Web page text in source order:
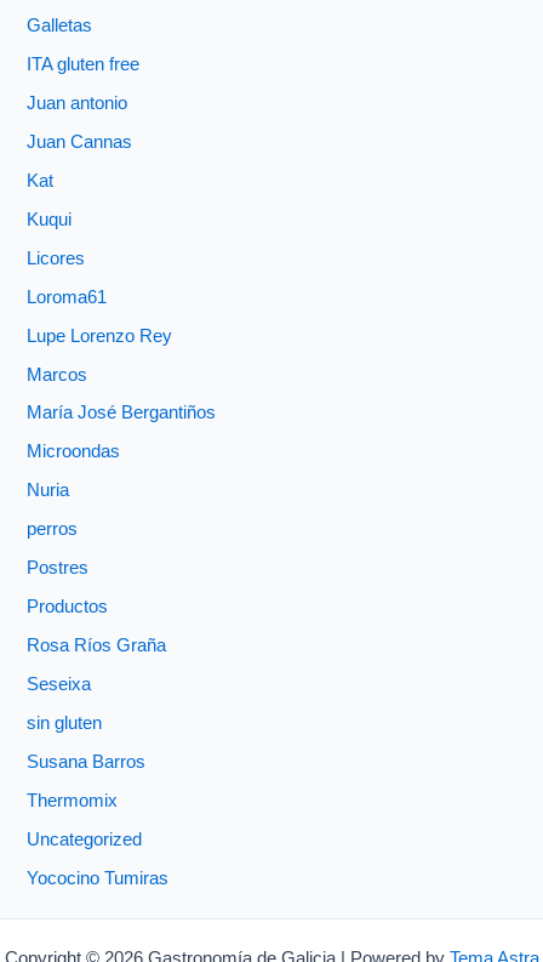
Galletas
ITA gluten free
Juan antonio
Juan Cannas
Kat
Kuqui
Licores
Loroma61
Lupe Lorenzo Rey
Marcos
María José Bergantiños
Microondas
Nuria
perros
Postres
Productos
Rosa Ríos Graña
Seseixa
sin gluten
Susana Barros
Thermomix
Uncategorized
Yococino Tumiras